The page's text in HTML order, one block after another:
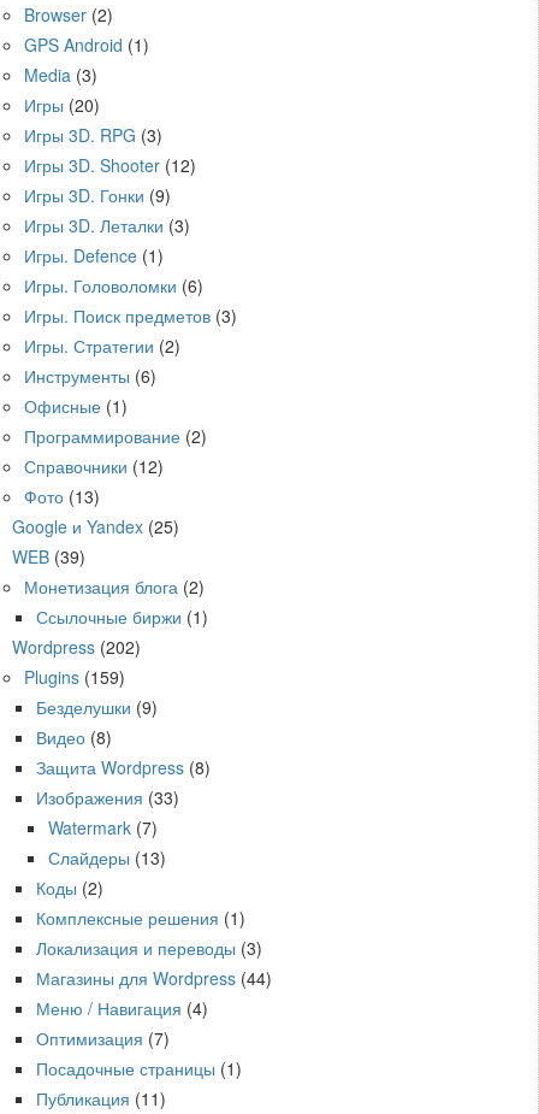
Browser (2)
GPS Android (1)
Media (3)
Игры (20)
Игры 3D. RPG (3)
Игры 3D. Shooter (12)
Игры 3D. Гонки (9)
Игры 3D. Леталки (3)
Игры. Defence (1)
Игры. Головоломки (6)
Игры. Поиск предметов (3)
Игры. Стратегии (2)
Инструменты (6)
Офисные (1)
Программирование (2)
Справочники (12)
Фото (13)
Google и Yandex (25)
WEB (39)
Монетизация блога (2)
Ссылочные биржи (1)
Wordpress (202)
Plugins (159)
Безделушки (9)
Видео (8)
Защита Wordpress (8)
Изображения (33)
Watermark (7)
Слайдеры (13)
Коды (2)
Комплексные решения (1)
Локализация и переводы (3)
Магазины для Wordpress (44)
Меню / Навигация (4)
Оптимизация (7)
Посадочные страницы (1)
Публикация (11)